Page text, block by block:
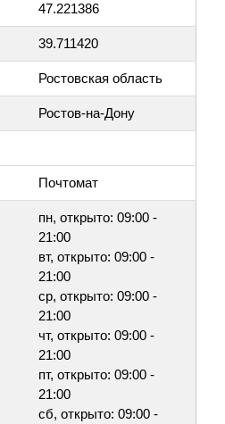
47.221386
39.711420
Ростовская область
Ростов-на-Дону
Почтомат
пн, открыто: 09:00 -
21:00
вт, открыто: 09:00 -
21:00
ср, открыто: 09:00 -
21:00
чт, открыто: 09:00 -
21:00
пт, открыто: 09:00 -
21:00
сб, открыто: 09:00 -